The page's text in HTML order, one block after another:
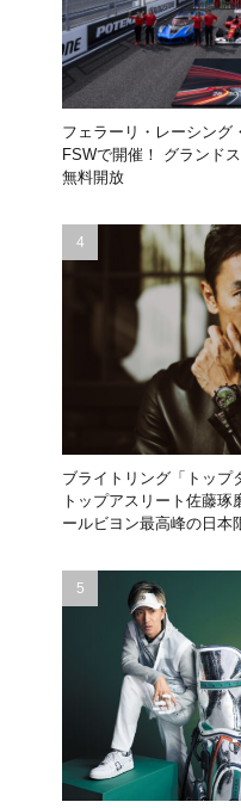
フェラーリ・レーシング
FSWで開催！ グランド
無料開放
ブライトリング「トップ
トップアスリート佐藤琢
ールビヨン最高峰の日本